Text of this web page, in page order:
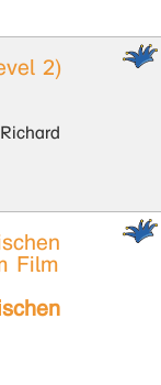
2)
Film